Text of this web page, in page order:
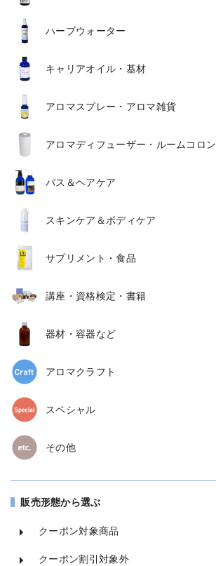
ハーブウォーター
キャリアオイル・基材
アロマスプレー・アロマ雑貨
アロマディフューザー・ルームコロン
バス＆ヘアケア
スキンケア＆ボディケア
サプリメント・食品
講座・資格検定・書籍
器材・容器など
アロマクラフト
スペシャル
その他
販売形態から選ぶ
クーポン対象商品
クーポン割引対象外